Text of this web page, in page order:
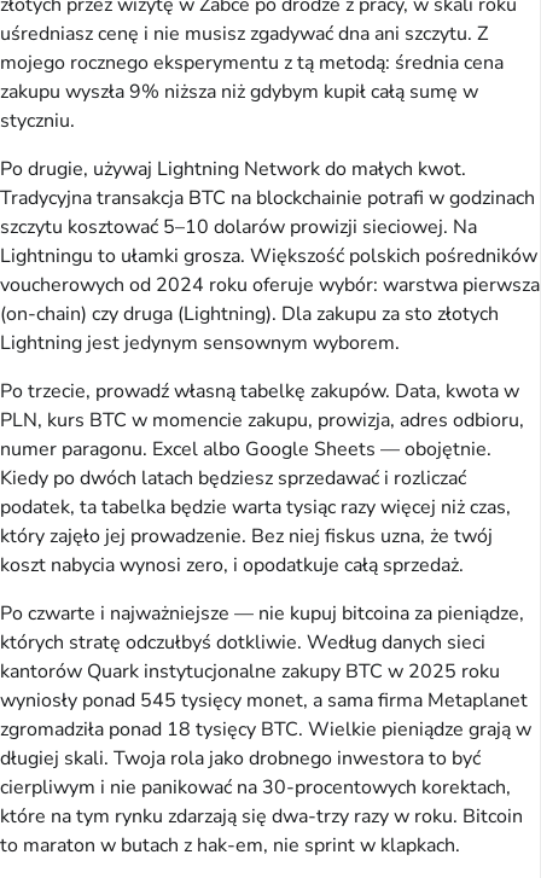
uśredniasz cenę i nie musisz zgadywać dna ani szczytu. Z
mojego rocznego eksperymentu z tą metodą: średnia cena
zakupu wyszła 9% niższa niż gdybym kupił całą sumę w
styczniu.
Po drugie, używaj Lightning Network do małych kwot.
Tradycyjna transakcja BTC na blockchainie potrafi w godzinach
szczytu kosztować 5–10 dolarów prowizji sieciowej. Na
Lightningu to ułamki grosza. Większość polskich pośredników
voucherowych od 2024 roku oferuje wybór: warstwa pierwsza
(on-chain) czy druga (Lightning). Dla zakupu za sto złotych
Lightning jest jedynym sensownym wyborem.
Po trzecie, prowadź własną tabelkę zakupów. Data, kwota w
PLN, kurs BTC w momencie zakupu, prowizja, adres odbioru,
numer paragonu. Excel albo Google Sheets — obojętnie.
Kiedy po dwóch latach będziesz sprzedawać i rozliczać
podatek, ta tabelka będzie warta tysiąc razy więcej niż czas,
który zajęło jej prowadzenie. Bez niej fiskus uzna, że twój
koszt nabycia wynosi zero, i opodatkuje całą sprzedaż.
Po czwarte i najważniejsze — nie kupuj bitcoina za pieniądze,
których stratę odczułbyś dotkliwie. Według danych sieci
kantorów Quark instytucjonalne zakupy BTC w 2025 roku
wyniosły ponad 545 tysięcy monet, a sama firma Metaplanet
zgromadziła ponad 18 tysięcy BTC. Wielkie pieniądze grają w
długiej skali. Twoja rola jako drobnego inwestora to być
cierpliwym i nie panikować na 30-procentowych korektach,
które na tym rynku zdarzają się dwa-trzy razy w roku. Bitcoin
to maraton w butach z hak-em, nie sprint w klapkach.